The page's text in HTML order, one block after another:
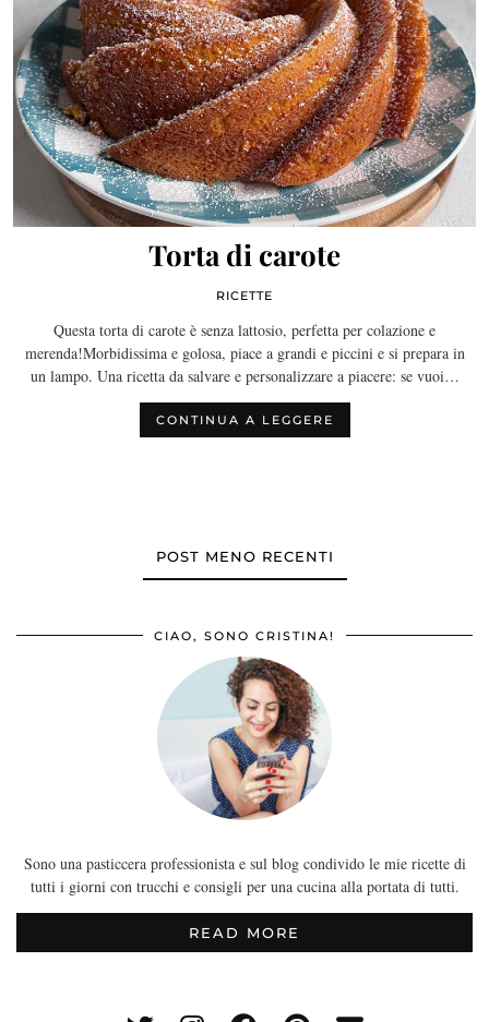
Torta di carote
RICETTE
Questa torta di carote è senza lattosio, perfetta per colazione e
merenda!Morbidissima e golosa, piace a grandi e piccini e si prepara in
un lampo. Una ricetta da salvare e personalizzare a piacere: se vuoi…
CONTINUA A LEGGERE
POST MENO RECENTI
CIAO, SONO CRISTINA!
Sono una pasticcera professionista e sul blog condivido le mie ricette di
tutti i giorni con trucchi e consigli per una cucina alla portata di tutti.
READ MORE